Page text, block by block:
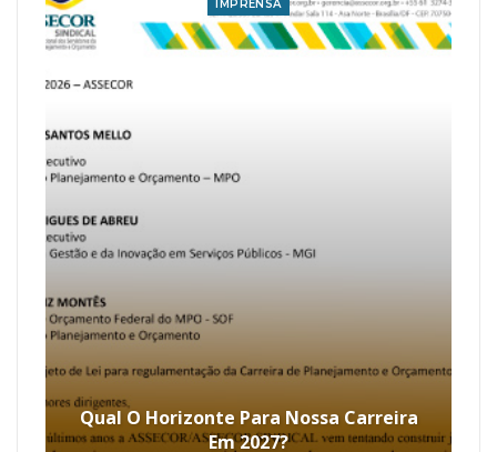
IMPRENSA
Qual O Horizonte Para Nossa Carreira
Em 2027?